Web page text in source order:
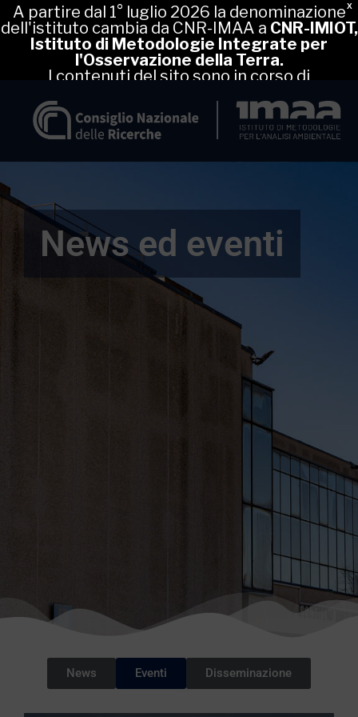
X
A partire dal 1° luglio 2026 la denominazione
dell'istituto cambia da CNR-IMAA a CNR-IMIOT,
Istituto di Metodologie Integrate per
l'Osservazione della Terra.
I contenuti del sito sono in corso di
regolarmente la navigazione.
News ed eventi
News Eventi Disseminazione